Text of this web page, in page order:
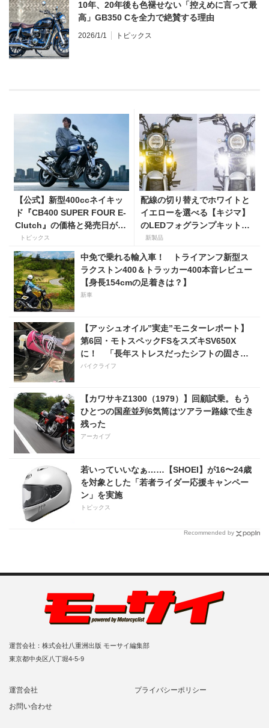
10年、20年後も色褪せない「控えめに言って最
高」GB350 Cを全力で絶賛する理由
2026/1/1 トピックス
【公式】新型400ccネイキッ
ド『CB400 SUPER FOUR E-
Clutch』の価格と発売日が決
定！ シリーズ最高58馬力＆
14kgもの軽量化!? 完全に
「旧CB400SF」を超えた!?
【Honda2026新車ニュー
ス】
トピックス
配線の切り替えでホワイトと
イエローを選べる【キジマ】
のLEDフォグランプキットに
ホンダ ダックス／グロム用が
登場
新製品
中免で乗れる輸入車！ トライアンフ新型ス
ラクストン400＆トラッカー400本音レビュー
【身長154cmの足着きは？】
新車
【アッシュオイル”実走”モニターレポート】
第6回・モトスペックFSをスズキSV650X
に！ 「長年ストレスだったシフトの固さが
コレのおかげで滑らかに！」
バイクライフ
【カワサキZ1300（1979）】回顧試乗。もう
ひとつの国産並列6気筒はツアラー路線で生き
残った
アーカイブ
若いっていいなぁ……【SHOEI】が16〜24歳
を対象とした「若者ライダー応援キャンペー
ン」を実施
トピックス
Recommended by
運営会社：株式会社八重洲出版 モーサイ編集部
東京都中央区八丁堀4-5-9
運営会社
プライバシーポリシー
お問い合わせ